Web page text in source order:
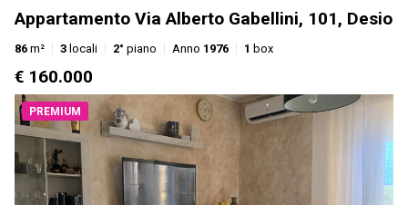
Appartamento Via Alberto Gabellini, 101, Desio
86 m² 3 locali 2° piano Anno 1976 1 box
€ 160.000
PREMIUM